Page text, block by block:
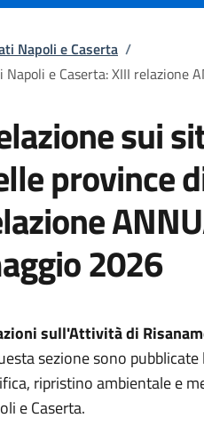
Napoli e Caserta /
e Caserta: XIII relazione
sui
province
2026
sull'Attività di
sezione sono
ripristino ambientale e
e Caserta.